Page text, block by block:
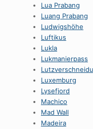
Lua Prabang
Luang Prabang
Ludwigshöhe
Luftikus
Lukla
Lukmanierpass
Luxemburg
Lysefjord
Machico
Mad Wall
Madeira